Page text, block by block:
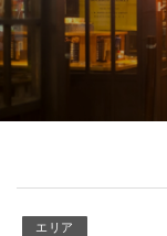
エリア